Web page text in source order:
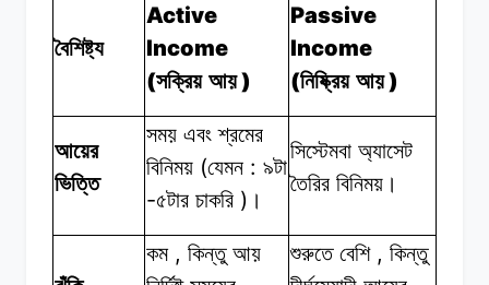
বৈশিষ্ট্য
Active
Income
(সক্রিয় আয়)
Passive
Income
(নিষ্ক্রিয় আয়)
আয়ের
ভিত্তি
সময় এবং শ্রমের
বিনিময় (যেমন : ৯টা
-৫টার চাকরি ) ।
সিস্টেমবা অ্যাসেট
তৈরির বিনিময়।
কম, কিন্তু আয়
শুরুতে বেশি, কিন্তু